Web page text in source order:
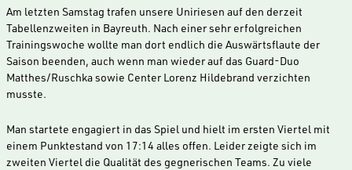
Am letzten Samstag trafen unsere Uniriesen auf den derzeit
Tabellenzweiten in Bayreuth. Nach einer sehr erfolgreichen
Trainingswoche wollte man dort endlich die Auswärtsflaute der
Saison beenden, auch wenn man wieder auf das Guard-Duo
Matthes/Ruschka sowie Center Lorenz Hildebrand verzichten
musste.
Man startete engagiert in das Spiel und hielt im ersten Viertel mit
einem Punktestand von 17:14 alles offen. Leider zeigte sich im
zweiten Viertel die Qualität des gegnerischen Teams. Zu viele